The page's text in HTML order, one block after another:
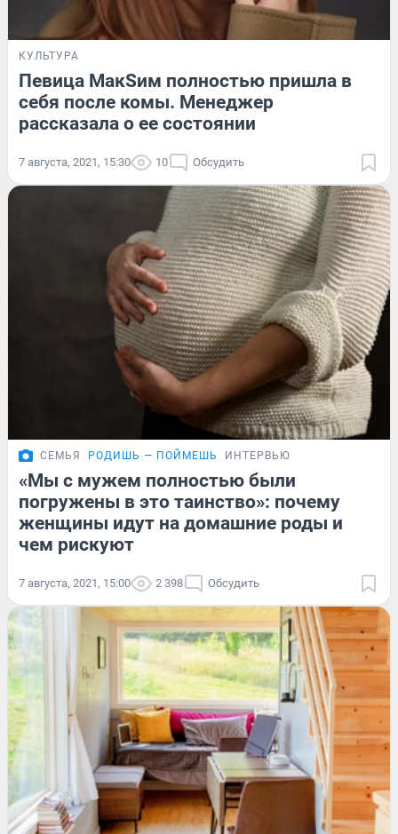
КУЛЬТУРА
Певица МакSим полностью пришла в
себя после комы. Менеджер
рассказала о ее состоянии
7 августа, 2021, 15:30 10 Обсудить
СЕМЬЯ РОДИШЬ — ПОЙМЕШЬ ИНТЕРВЬЮ
«Мы с мужем полностью были
погружены в это таинство»: почему
женщины идут на домашние роды и
чем рискуют
7 августа, 2021, 15:00 2 398 Обсудить